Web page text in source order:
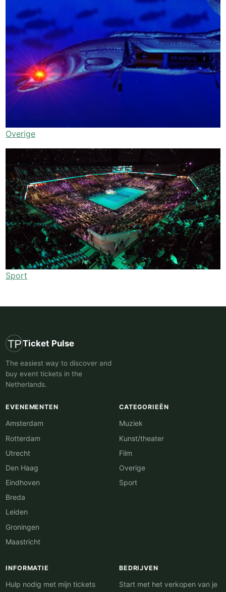
Overige
Sport
Ticket Pulse
The easiest way to discover and
buy event tickets in the
Netherlands.
EVENEMENTEN
Amsterdam
Rotterdam
Utrecht
Den Haag
Eindhoven
Breda
Leiden
Groningen
Maastricht
CATEGORIEËN
Muziek
Kunst/theater
Film
Overige
Sport
INFORMATIE
Hulp nodig met mijn tickets
BEDRIJVEN
Start met het verkopen van je